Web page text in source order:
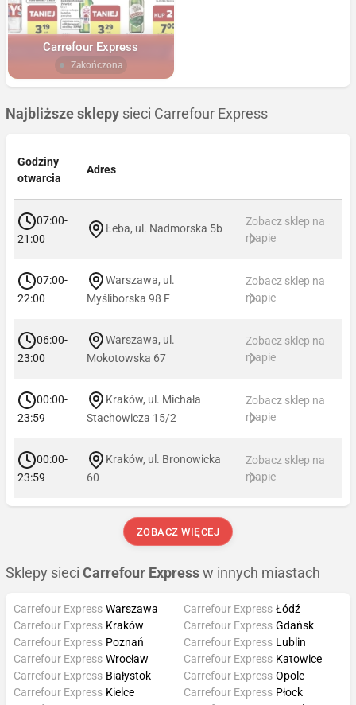
Carrefour Express
Zakończona
Najbliższe sklepy sieci Carrefour Express
Godziny
otwarcia
Adres
07:00-
21:00
Łeba, ul. Nadmorska 5b
Zobacz sklep na
mapie
07:00-
22:00
Warszawa, ul.
Myśliborska 98 F
Zobacz sklep na
mapie
06:00-
23:00
Warszawa, ul.
Mokotowska 67
Zobacz sklep na
mapie
00:00-
23:59
Kraków, ul. Michała
Stachowicza 15/2
Zobacz sklep na
mapie
00:00-
23:59
Kraków, ul. Bronowicka
60
Zobacz sklep na
mapie
ZOBACZ WIĘCEJ
Sklepy sieci Carrefour Express w innych miastach
Carrefour Express Warszawa
Carrefour Express Kraków
Carrefour Express Poznań
Carrefour Express Wrocław
Carrefour Express Łódź
Carrefour Express Gdańsk
Carrefour Express Lublin
Carrefour Express Katowice
Carrefour Express Białystok
Carrefour Express Kielce
Carrefour Express Opole
Carrefour Express Płock